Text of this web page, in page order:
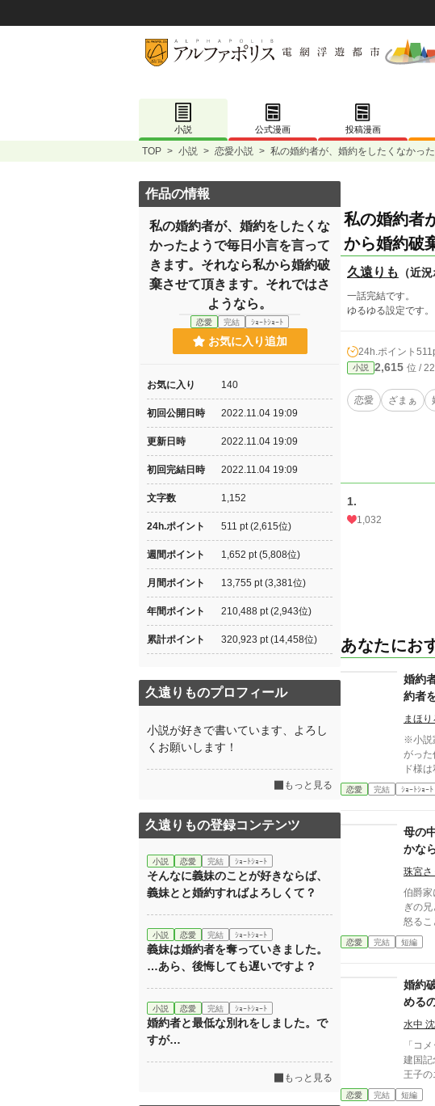
小説 公式漫画 投稿漫画
TOP > 小説 > 恋愛小説 > 私の婚約者が、婚約をしたくなかっ
私の婚約者
から婚約破
久遠りも （近
一話完結です。
ゆるゆる設定です。
24h.ポイント
小説 2,615 位 /
恋愛 ざまぁ
1.
1,032
あなたにお
婚約
約者
いの
まほり
※小説
がった作品
ド様
ラウデ
ワード
渡す
って
はエド
を異性
いわ
ね。
う思
のに婚
く当家
禁止
スタに
恋愛 完結 ｼｮｰﾄｼｮｰﾄ
母の
かな
した
珠宮さ
伯爵家
ぎの
怒ることをし
う理由
た。そ
恋愛 完結 短編
婚約
める
水中 沈
「コ
建国記
王子
た。
っつい
恋愛 完結 短編
作品の情報
私の婚約者が、婚約をしたくな
かったようで毎日小言を言って
きます。それなら私から婚約破
棄させて頂きます。それではさ
ようなら。
恋愛 完結 ｼｮｰﾄｼｮｰﾄ
お気に入り追加
お気に入り 140
初回公開日時 2022.11.04 19:09
更新日時 2022.11.04 19:09
初回完結日時 2022.11.04 19:09
文字数 1,152
24h.ポイント 511 pt (2,615位)
週間ポイント 1,652 pt (5,808位)
月間ポイント 13,755 pt (3,381位)
年間ポイント 210,488 pt (2,943位)
累計ポイント 320,923 pt (14,458位)
久遠りものプロフィール
小説が好きで書いています、よろし
くお願いします！
もっと見る
久遠りもの登録コンテンツ
小説 恋愛 完結 ｼｮｰﾄｼｮｰﾄ
そんなに義妹のことが好きならば、
義妹とと婚約すればよろしくて？
小説 恋愛 完結 ｼｮｰﾄｼｮｰﾄ
義妹は婚約者を奪っていきました。
…あら、後悔しても遅いですよ？
小説 恋愛 完結 ｼｮｰﾄｼｮｰﾄ
婚約者と最低な別れをしました。で
すが…
もっと見る